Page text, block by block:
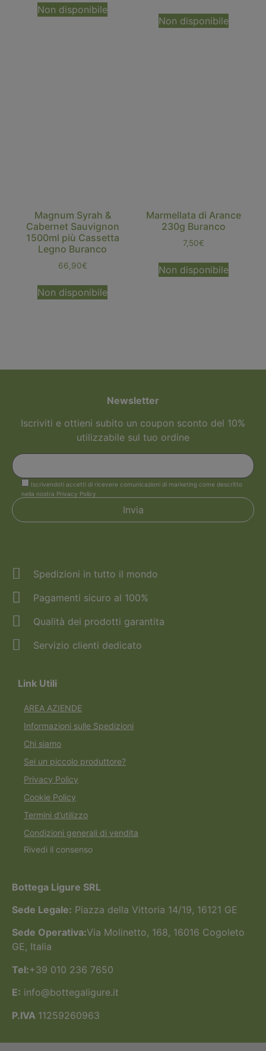
Non disponibile
Non disponibile
Magnum Syrah &
Cabernet Sauvignon
1500ml più Cassetta
Legno Buranco
66,90€
Non disponibile
Marmellata di Arance
230g Buranco
7,50€
Non disponibile
Newsletter
Iscriviti e ottieni subito un coupon sconto del 10%
utilizzabile sul tuo ordine
Iscrivendoti accetti di ricevere comunicazioni di marketing come descritto
nella nostra Privacy Policy
Spedizioni in tutto il mondo
Pagamenti sicuro al 100%
Qualità dei prodotti garantita
Servizio clienti dedicato
Link Utili
AREA AZIENDE
Informazioni sulle Spedizioni
Chi siamo
Sei un piccolo produttore?
Privacy Policy
Cookie Policy
Termini d’utilizzo
Condizioni generali di vendita
Rivedi il consenso
Bottega Ligure SRL
Sede Legale: Piazza della Vittoria 14/19, 16121 GE
Sede Operativa:Via Molinetto, 168, 16016 Cogoleto
GE, Italia
Tel:+39 010 236 7650
E: info@bottegaligure.it
P.IVA 11259260963